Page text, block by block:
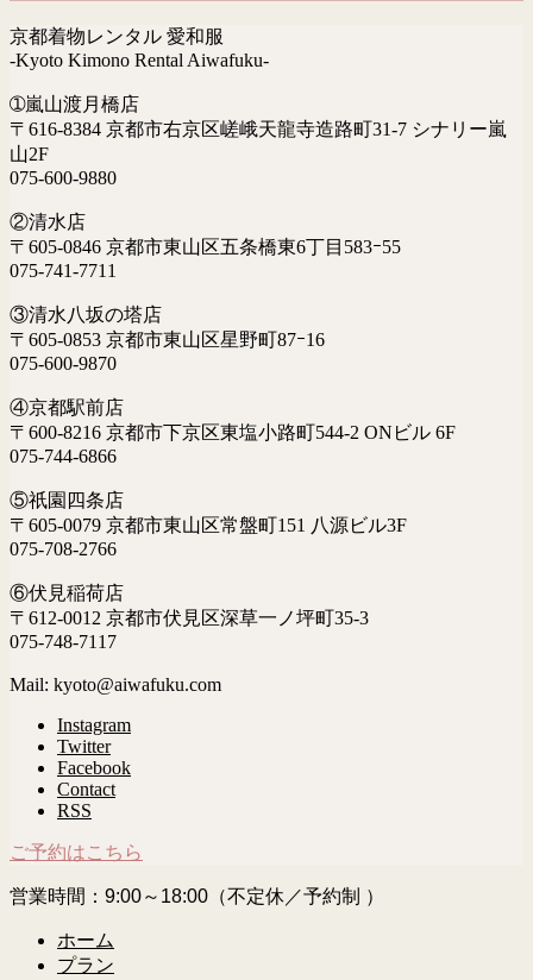
京都着物レンタル 愛和服
-Kyoto Kimono Rental Aiwafuku-
➀嵐山渡月橋店
〒616-8384 京都市右京区嵯峨天龍寺造路町31-7 シナリー嵐
山2F
075-600-9880
②清水店
〒605-0846 京都市東山区五条橋東6丁目583ｰ55
075-741-7711
③清水八坂の塔店
〒605-0853 京都市東山区星野町87ｰ16
075-600-9870
④京都駅前店
〒600-8216 京都市下京区東塩小路町544-2 ONビル 6F
075-744-6866
⑤祇園四条店
〒605-0079 京都市東山区常盤町151 八源ビル3F
075-708-2766
⑥伏見稲荷店
〒612-0012 京都市伏見区深草一ノ坪町35-3
075-748-7117
Mail: kyoto@aiwafuku.com
Instagram
Twitter
Facebook
Contact
RSS
ご予約はこちら
営業時間：9:00～18:00（不定休／予約制 ）
ホーム
プラン